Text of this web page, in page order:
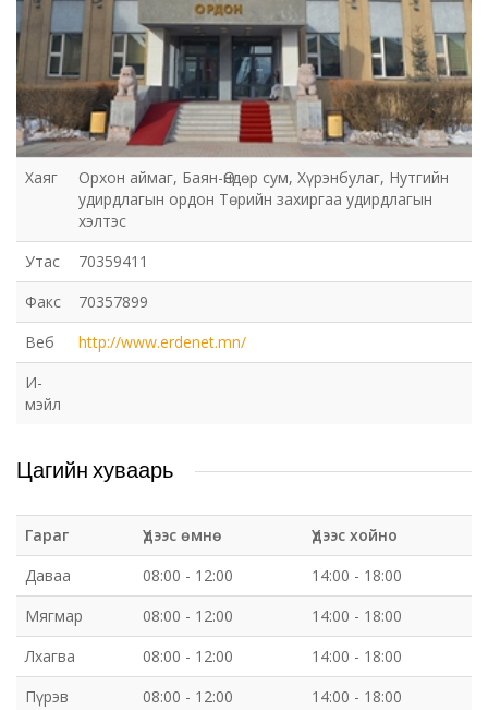
Хаяг
Орхон аймаг, Баян-Өндөр сум, Хүрэнбулаг, Нутгийн
удирдлагын ордон Төрийн захиргаа удирдлагын
хэлтэс
Утас
70359411
Факс
70357899
Веб
http://www.erdenet.mn/
И-
мэйл
Цагийн хуваарь
Гараг Үдээс өмнө
Үдээс хойно
Даваа
08:00 - 12:00
14:00 - 18:00
Мягмар
08:00 - 12:00
14:00 - 18:00
Лхагва
08:00 - 12:00
14:00 - 18:00
Пүрэв
08:00 - 12:00
14:00 - 18:00